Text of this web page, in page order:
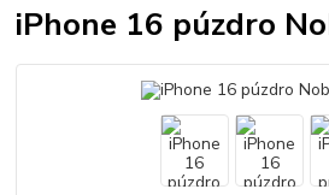
iPhone 16 púzdro